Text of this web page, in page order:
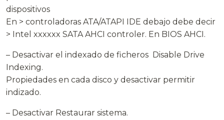
dispositivos
En > controladoras ATA/ATAPI IDE debajo debe decir
> Intel xxxxxx SATA AHCI controler. En BIOS AHCI.
– Desactivar el indexado de ficheros Disable Drive
Indexing.
Propiedades en cada disco y desactivar permitir
indizado.
– Desactivar Restaurar sistema.